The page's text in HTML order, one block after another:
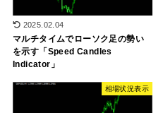
2025.02.04
マルチタイムでローソク足の勢い
を示す「Speed Candles
Indicator」
相場状況表示